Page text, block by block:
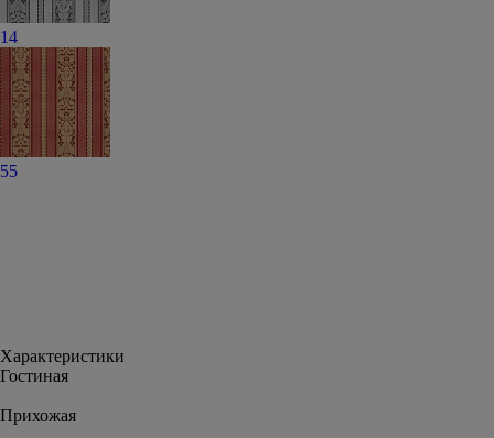
14
55
Характеристики
Гостиная
Прихожая